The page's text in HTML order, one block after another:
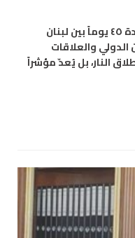
د. محمد عاصي- إنّ تمديد الهدنة لمدة ٤٥ يوماً بين لبنان
الدولي والعلاقات
النار، بل يُعدّ مؤشراً